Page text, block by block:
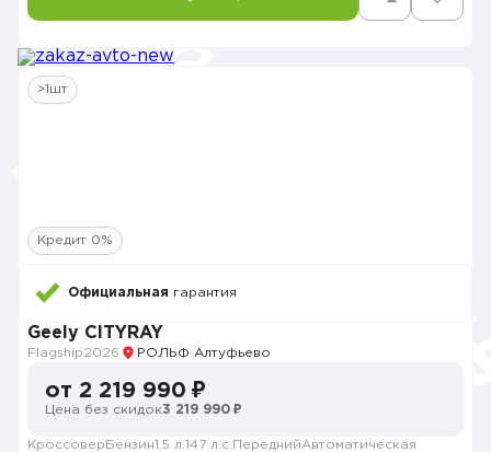
>1шт
Кредит 0%
Официальная гарантия
Geely CITYRAY
Flagship2026 РОЛЬФ Алтуфьево
от 2 219 990 ₽
Цена без скидок3 219 990 ₽
Кроссовер Бензин1.5 л. 147 л.с. ПереднийАвтоматическая